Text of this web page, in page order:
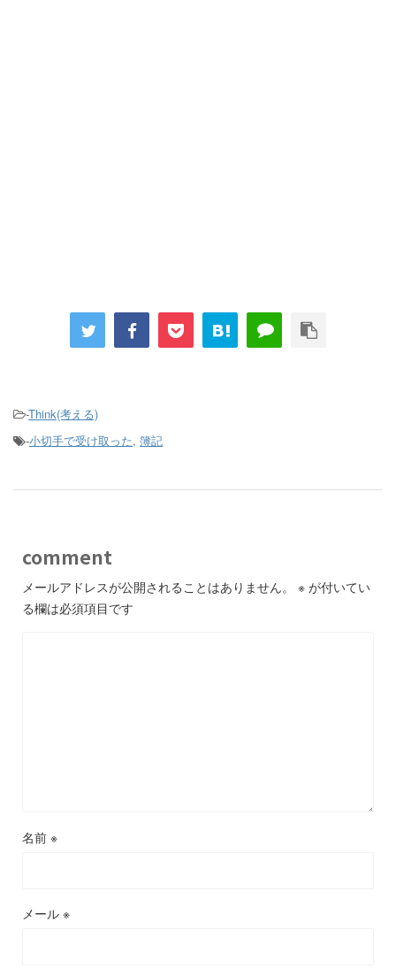
-Think(考える)
-小切手で受け取った, 簿記
comment
メールアドレスが公開されることはありません。 ※ が付いてい
る欄は必須項目です
名前 ※
メール ※